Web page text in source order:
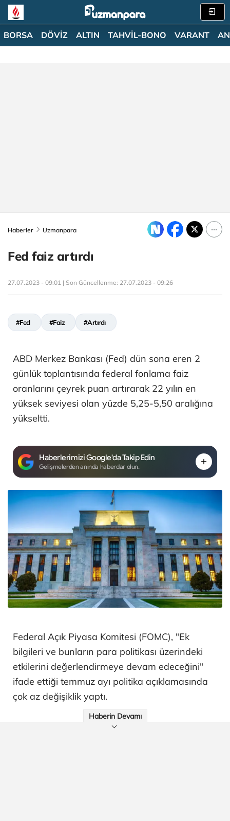
BORSA DÖVİZ ALTIN TAHVİL-BONO VARANT
Haberler Uzmanpara
Fed faiz artırdı
27.07.2023 - 09:01 | Son Güncellenme: 27.07.2023 - 09:26
#Fed #Faiz #Artırdı
ABD Merkez Bankası (Fed) dün sona eren 2
günlük toplantısında federal fonlama faiz
oranlarını çeyrek puan artırarak 22 yılın en
yüksek seviyesi olan yüzde 5,25-5,50 aralığına
yükseltti.
Haberlerimizi Google'da Takip Edin
Gelişmelerden anında haberdar olun.
Federal Açık Piyasa Komitesi (FOMC), "Ek
bilgileri ve bunların para politikası üzerindeki
etkilerini değerlendirmeye devam edeceğini"
ifade ettiği temmuz ayı politika açıklamasında
çok az değişiklik yaptı.
Haberin Devamı